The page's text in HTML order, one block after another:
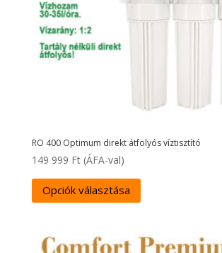
RO 400 Optimum direkt átfolyós víztisztító
149 999 Ft (ÁFA-val)
Opciók választása